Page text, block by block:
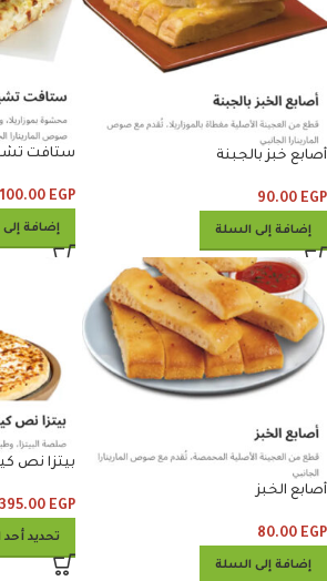
أصابع خبز بالجبنة
90.00 EGP
إضافة إلى السلة
ستافت
100.00 EGP
إضافة
أصابع الخبز
80.00 EGP
إضافة إلى السلة
بيتزا نص
395.00 EGP
تحديد أحد